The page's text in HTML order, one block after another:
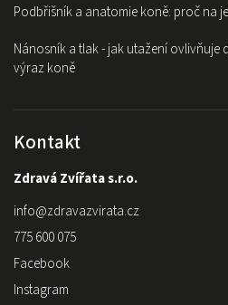
Podbřišník a anatomie koně: proč na
Nánosník a tlak - jak utažení ovlivňuje
výraz koně
Kontakt
Zdravá Zvířata s.r.o.
info@zdravazvirata.cz
775 600 075
Facebook
Instagram